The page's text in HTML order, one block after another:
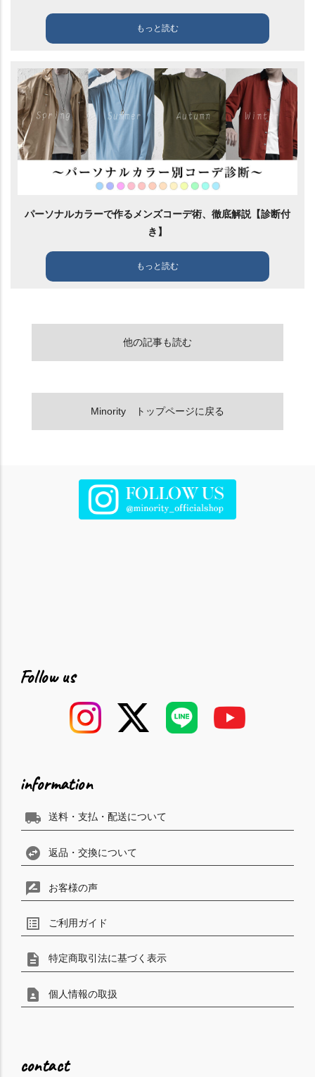
もっと読む
パーソナルカラーで作るメンズコーデ術、徹底解説【診断付
き】
もっと読む
他の記事も読む
Minority トップページに戻る
Follow us
information
local_shipping 送料・支払・配送について
swap_horizontal_circle 返品・交換について
rate_review お客様の声
list_alt ご利用ガイド
description 特定商取引法に基づく表示
contact_page 個人情報の取扱
contact